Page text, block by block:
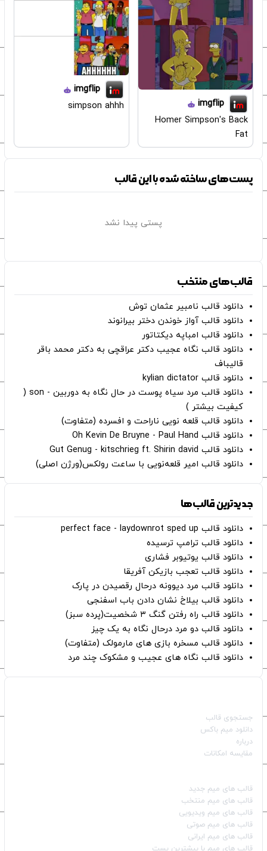
imgflip
Homer Simpson's Back
Fat
imgflip
simpson ahhh
پست‌های ساخته شده با این قالب
پستی پیدا نشد
قالب‌های منتخب
دانلود قالب نامبیر عثمان ‌توش
دانلود قالب آواز خوندن دختر بیرانوند
دانلود قالب امباپه دیکتاتور
دانلود قالب نگاه عجیب دکتر عراقچی به دکتر محمد باقر
قالیباف
دانلود قالب kylian dictator
دانلود قالب مرد سیاه پوست در حال نگاه به دوربین - son (
کیفیت بیشتر )
دانلود قالب قلعه نویی ناراحت و افسرده (متفاوت)
دانلود قالب Oh Kevin De Bruyne - Paul Hand
دانلود قالب Gut Genug - kitschrieg ft. Shirin david
دانلود قالب امیر قلعه‌نویی با ساعت رولکس(ورژن اصلی)
جدیدترین قالب‌ها
دانلود قالب perfect face - laydownrot sped up
دانلود قالب ترامپ ترسیده
دانلود قالب یوتیوبر فشاری
دانلود قالب تعجب بازیکن آفریقا
دانلود قالب مرد دیوونه درحال رقصیدن در پارک
دانلود قالب بیلاخ نشان دادن باب اسفنجی
دانلود قالب راه رفتن گنگ ۳ شخصیت(پرده سبز)
دانلود قالب دو مرد درحال نگاه به یک چیز
دانلود قالب مسخره بازی های مارمولک (متفاوت)
دانلود قالب نگاه های عجیب و مشکوک چند مرد
جستجوی قالب
دانلود میم باکس
درباره
مقایسه امکانات
قالب‌ های میم جدید
قالب‌ های میم منتخب
قالب‌ های میم ویدیویی
قالب‌ های میم صوتی
قالب‌ های میم ایرانی
قالب‌ های میم با بیشترین پست